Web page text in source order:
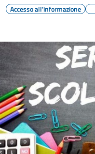
Accesso all'informazione